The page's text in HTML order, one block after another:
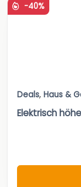
-40%
Deals, Haus &
Elektrisch